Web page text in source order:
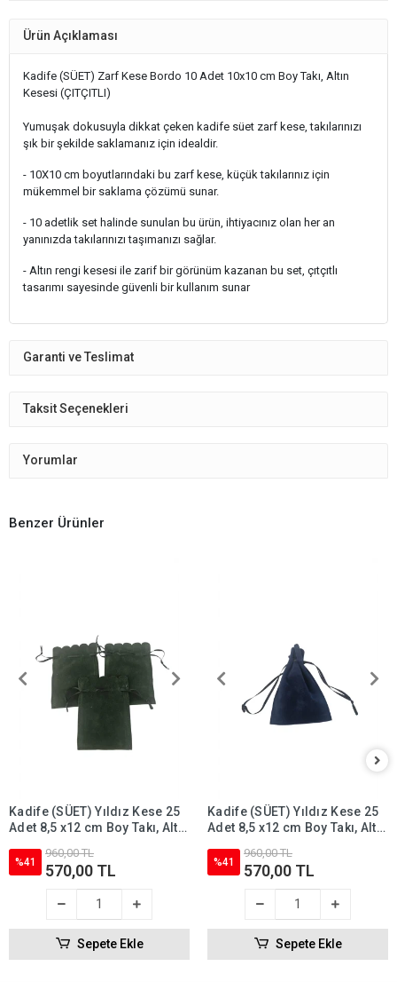
Ürün Açıklaması
Kadife (SÜET) Zarf Kese Bordo 10 Adet 10x10 cm Boy Takı, Altın
Kesesi (ÇITÇITLI)
Yumuşak dokusuyla dikkat çeken kadife süet zarf kese, takılarınızı
şık bir şekilde saklamanız için idealdir.
- 10X10 cm boyutlarındaki bu zarf kese, küçük takılarınız için
mükemmel bir saklama çözümü sunar.
- 10 adetlik set halinde sunulan bu ürün, ihtiyacınız olan her an
yanınızda takılarınızı taşımanızı sağlar.
- Altın rengi kesesi ile zarif bir görünüm kazanan bu set, çıtçıtlı
tasarımı sayesinde güvenli bir kullanım sunar
Garanti ve Teslimat
Taksit Seçenekleri
Yorumlar
Benzer Ürünler
Kadife (SÜET) Yıldız Kese 25
Adet 8,5 x12 cm Boy Takı, Altın
%41
960,00 TL
570,00 TL
Sepete Ekle
Kadife (SÜET) Yıldız Kese 25
Adet 8,5 x12 cm Boy Takı, Altın
%41
960,00 TL
570,00 TL
Sepete Ekle